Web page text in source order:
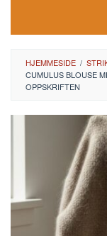
HJEMMESIDE /
CUMULUS BLOUSE
OPPSKRIFTEN